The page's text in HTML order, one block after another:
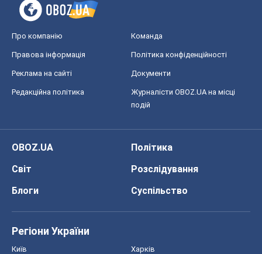
Про компанію Команда
Правова інформація Політика конфіденційності
Реклама на сайті Документи
Редакційна політика
Журналісти OBOZ.UA на місці
подій
OBOZ.UA
Політика
Світ
Розслідування
Блоги
Суспільство
Регіони України
Київ Харків